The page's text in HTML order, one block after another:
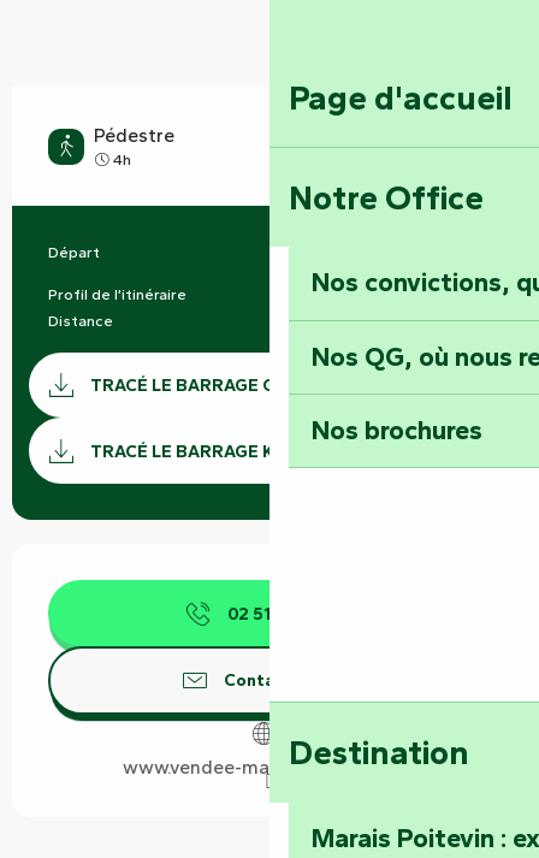
Page d'accueil
Notre Office
Nos convictions,
Nos QG, où nous
Nos brochures
Destination
Marais Poitevin :
Pédestre
4h
Informations pratiques
Départ
Profil de l’itinéraire Boucle
Distance 15.0 km
Documentation
TRACÉ LE BARRAGE GPX
TRACÉ LE BARRAGE KML
02 51 69 44
Contactez-nous
www.vendee-maraispoitevin.com